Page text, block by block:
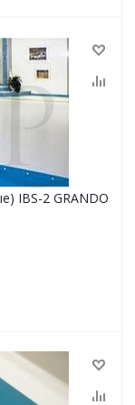
IBS-2 GRANDO